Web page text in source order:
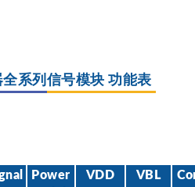
系列信号模块 功能表
Power
VDD VBL